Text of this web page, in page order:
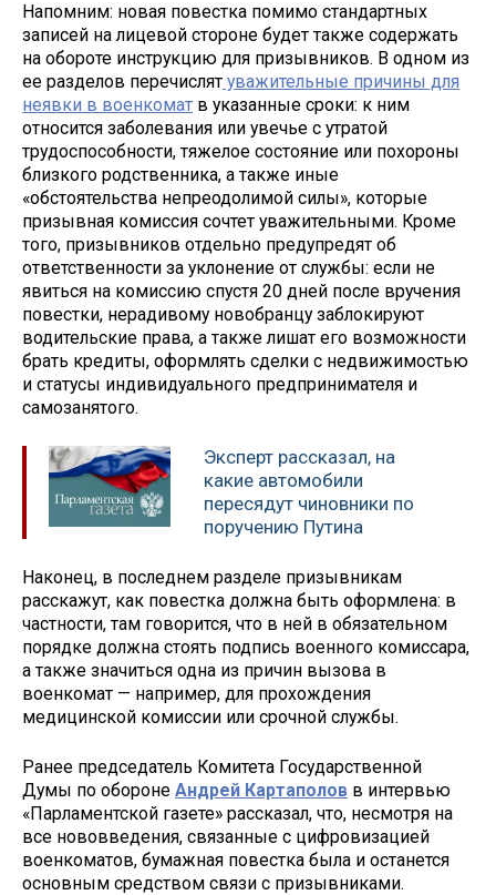
Напомним: новая повестка помимо стандартных
записей на лицевой стороне будет также содержать
на обороте инструкцию для призывников. В одном из
ее разделов перечислят уважительные причины для
неявки в военкомат в указанные сроки: к ним
относится заболевания или увечье с утратой
трудоспособности, тяжелое состояние или похороны
близкого родственника, а также иные
«обстоятельства непреодолимой силы», которые
призывная комиссия сочтет уважительными. Кроме
того, призывников отдельно предупредят об
ответственности за уклонение от службы: если не
явиться на комиссию спустя 20 дней после вручения
повестки, нерадивому новобранцу заблокируют
водительские права, а также лишат его возможности
брать кредиты, оформлять сделки с недвижимостью
и статусы индивидуального предпринимателя и
самозанятого.
Эксперт рассказал, на
какие автомобили
пересядут чиновники по
поручению Путина
Наконец, в последнем разделе призывникам
расскажут, как повестка должна быть оформлена: в
частности, там говорится, что в ней в обязательном
порядке должна стоять подпись военного комиссара,
а также значиться одна из причин вызова в
военкомат — например, для прохождения
медицинской комиссии или срочной службы.
Ранее председатель Комитета Государственной
Думы по обороне Андрей Картаполов в интервью
«Парламентской газете» рассказал, что, несмотря на
все нововведения, связанные с цифровизацией
военкоматов, бумажная повестка была и останется
основным средством связи с призывниками.